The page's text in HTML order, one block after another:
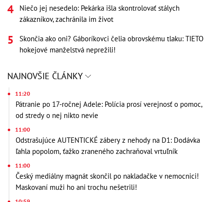
Niečo jej nesedelo: Pekárka išla skontrolovať stálych
zákazníkov, zachránila im život
Skončia ako oni? Gáboríkovci čelia obrovskému tlaku: TIETO
hokejové manželstvá neprežili!
NAJNOVŠIE ČLÁNKY
11:20
Pátranie po 17-ročnej Adele: Polícia prosí verejnosť o pomoc,
od stredy o nej nikto nevie
11:00
Odstrašujúce AUTENTICKÉ zábery z nehody na D1: Dodávka
ľahla popolom, ťažko zraneného zachraňoval vrtuľník
11:00
Český mediálny magnát skončil po nakladačke v nemocnici!
Maskovaní muži ho ani trochu nešetrili!